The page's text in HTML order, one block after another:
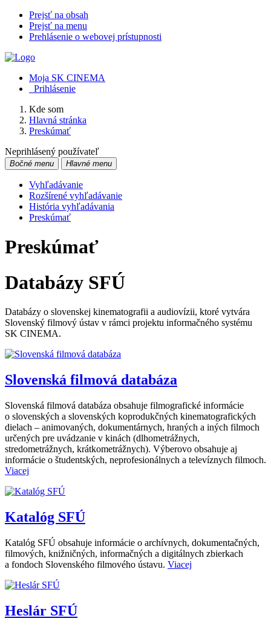
Prejsť na obsah
Prejsť na menu
Prehlásenie o webovej prístupnosti
Moja SK CINEMA
Prihlásenie
Kde som
Hlavná stránka
Preskúmať
Neprihlásený používateľ
Bočné menu Hlavné menu
Vyhľadávanie
Rozšírené vyhľadávanie
História vyhľadávania
Preskúmať
Preskúmať
Databázy SFÚ
Databázy o slovenskej kinematografii a audiovízii, ktoré vytvára
Slovenský filmový ústav v rámci projektu informačného systému
SK CINEMA.
Slovenská filmová databáza
Slovenská filmová databáza obsahuje filmografické informácie
o slovenských a slovenských koprodukčných kinematografických
dielach – animovaných, dokumentárnych, hraných a iných filmoch
určených pre uvádzanie v kinách (dlhometrážnych,
stredometrážnych, krátkometrážnych). Výberovo obsahuje aj
informácie o študentských, neprofesionálnych a televíznych filmoch.
Viacej
Katalóg SFÚ
Katalóg SFÚ obsahuje informácie o archívnych, dokumentačných,
filmových, knižničných, informačných a digitálnych zbierkach
a fondoch Slovenského filmového ústavu. Viacej
Heslár SFÚ